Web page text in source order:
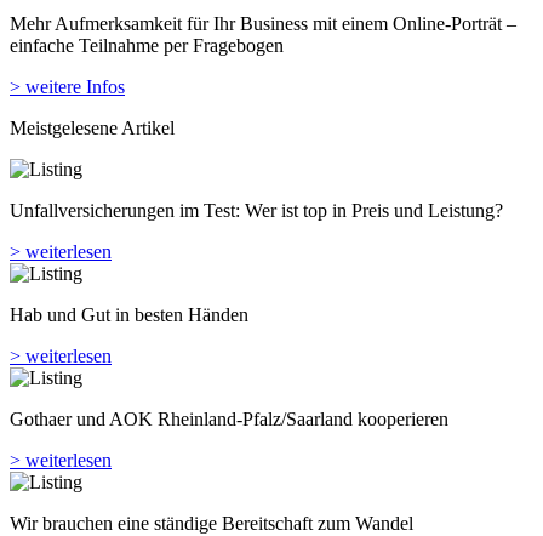
Mehr Aufmerksamkeit für Ihr Business mit einem Online-Porträt –
einfache Teilnahme per Fragebogen
> weitere Infos
Meistgelesene Artikel
Unfallversicherungen im Test: Wer ist top in Preis und Leistung?
> weiterlesen
Hab und Gut in besten Händen
> weiterlesen
Gothaer und AOK Rheinland-Pfalz/Saarland kooperieren
> weiterlesen
Wir brauchen eine ständige Bereitschaft zum Wandel